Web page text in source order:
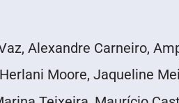
Alexandre Carneiro,
Moore, Jaqueline